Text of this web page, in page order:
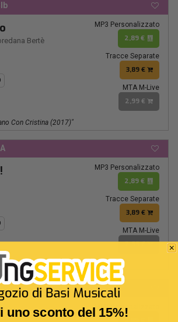
Bertè
MP3 Personalizzato
2,89 €
Tracce Separate
3,89 €
MTA M-Live
2,99 €
Con Cristina (2017)"
MP3 Personalizzato
2,89 €
Tracce Separate
3,89 €
MTA M-Live
2,99 €
MP3 Personalizzato
uno sconto del 15%!